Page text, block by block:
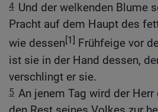
4 Und der welkenden Blume
Pracht auf dem Haupt des
wie dessen[1] Frühfeige vor
ist sie in der Hand dessen,
verschlingt er sie.
5 An jenem Tag wird der